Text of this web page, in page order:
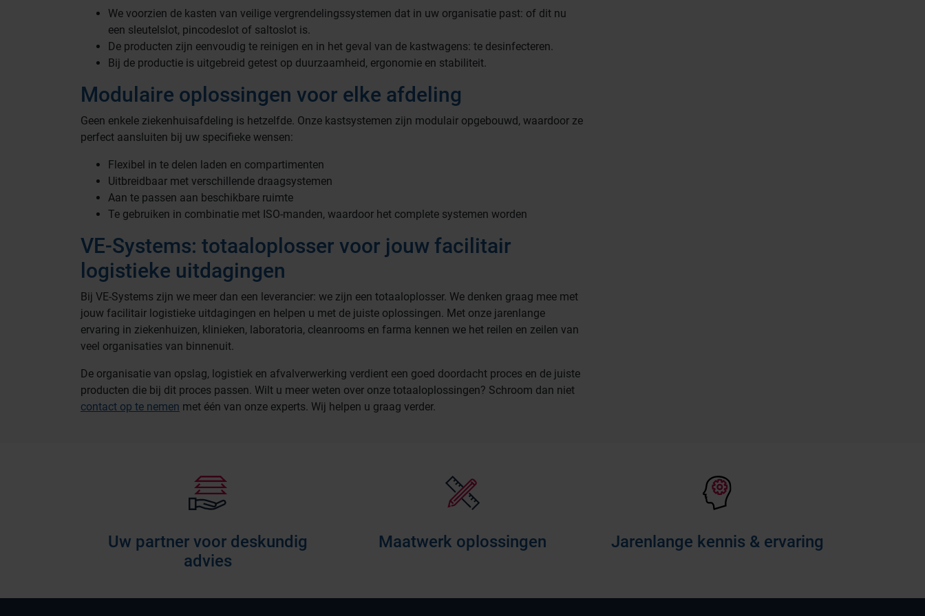
We voorzien de kasten van veilige vergrendelingssystemen dat in uw organisatie past: of dit nu
een sleutelslot, pincodeslot of saltoslot is.
De producten zijn eenvoudig te reinigen en in het geval van de kastwagens: te desinfecteren.
Bij de productie is uitgebreid getest op duurzaamheid, ergonomie en stabiliteit.
Modulaire oplossingen voor elke afdeling
Geen enkele ziekenhuisafdeling is hetzelfde. Onze kastsystemen zijn modulair opgebouwd, waardoor ze
perfect aansluiten bij uw specifieke wensen:
Flexibel in te delen laden en compartimenten
Uitbreidbaar met verschillende draagsystemen
Aan te passen aan beschikbare ruimte
Te gebruiken in combinatie met ISO-manden, waardoor het complete systemen worden
VE-Systems: totaaloplosser voor jouw facilitair
logistieke uitdagingen
Bij VE-Systems zijn we meer dan een leverancier: we zijn een totaaloplosser. We denken graag mee met
jouw facilitair logistieke uitdagingen en helpen u met de juiste oplossingen. Met onze jarenlange
ervaring in ziekenhuizen, klinieken, laboratoria, cleanrooms en farma kennen we het reilen en zeilen van
veel organisaties van binnenuit.
De organisatie van opslag, logistiek en afvalverwerking verdient een goed doordacht proces en de juiste
producten die bij dit proces passen. Wilt u meer weten over onze totaaloplossingen? Schroom dan niet
contact op te nemen met één van onze experts. Wij helpen u graag verder.
Uw partner voor deskundig
advies
Maatwerk oplossingen Jarenlange kennis & ervaring